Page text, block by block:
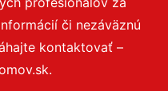
či nezáväznú
kontaktovať –